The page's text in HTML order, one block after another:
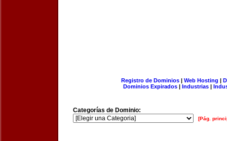
Registro de Dominios| Web Hosting |
Dominios Expirados | Industrias |
Categorías de Dominio:
[Pág.